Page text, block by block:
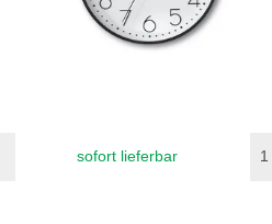
sofort lieferbar